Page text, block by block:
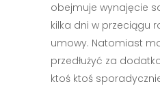
obejmuje wynajęcie
kilka dni w przeciągu
umowy. Natomiast
przedłużyć za
ktoś ktoś